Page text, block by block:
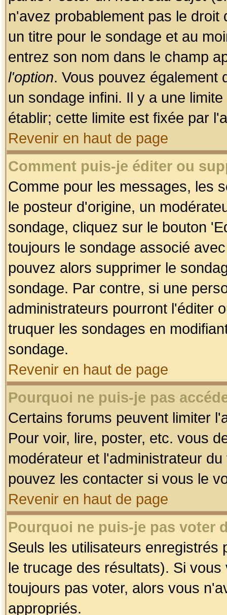
n'avez probablement pas le
un titre pour le sondage et au
entrez son nom dans le champ
l'option. Vous pouvez également
un sondage infini. Il y a une
établir; cette limite est fixée par
Revenir en haut de page
Comment puis-je éditer ou
Comme pour les messages, les
le posteur d'origine, un
sondage, cliquez sur le bouton
toujours le sondage associé
pouvez alors supprimer le
sondage. Par contre, si une
administrateurs pourront l'éditer
truquer les sondages en
sondage.
Revenir en haut de page
Pourquoi ne puis-je pas
Certains forums peuvent limiter
Pour voir, lire, poster, etc. vous
modérateur et l'administrateur
pouvez les contacter si vous le
Revenir en haut de page
Pourquoi ne puis-je pas voter
Seuls les utilisateurs enregistrés
le trucage des résultats). Si
toujours pas voter, alors vous
appropriés.